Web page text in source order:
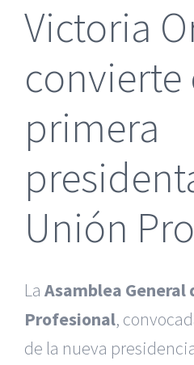
Victoria
convierte
primera
Unión
La Asamblea General
Profesional,
de la nueva